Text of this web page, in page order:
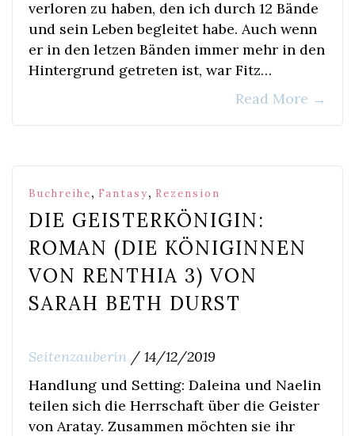
verloren zu haben, den ich durch 12 Bände
und sein Leben begleitet habe. Auch wenn
er in den letzen Bänden immer mehr in den
Hintergrund getreten ist, war Fitz…
Read More →
Buchreihe, Fantasy, Rezension
DIE GEISTERKÖNIGIN:
ROMAN (DIE KÖNIGINNEN
VON RENTHIA 3) VON
SARAH BETH DURST
Seitenzauberin / 14/12/2019
Handlung und Setting: Daleina und Naelin
teilen sich die Herrschaft über die Geister
von Aratay. Zusammen möchten sie ihr